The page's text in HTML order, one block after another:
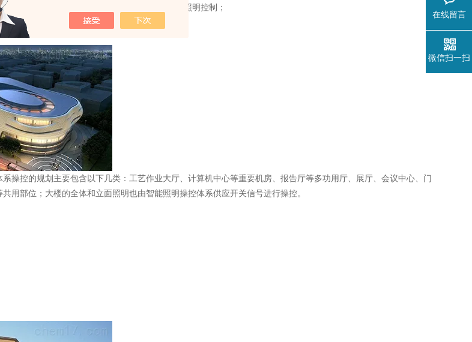
公园、商场、CBD等广场照明控制、喷泉及景观照明控制；
操控的规划主要包含以下几类：工艺作业大厅、计算机中心等重要机房、报告厅等多功用厅、展厅、会议中心、门
用部位；大楼的全体和立面照明也由智能照明操控体系供应开关信号进行操控。
在线留言
微信扫一扫